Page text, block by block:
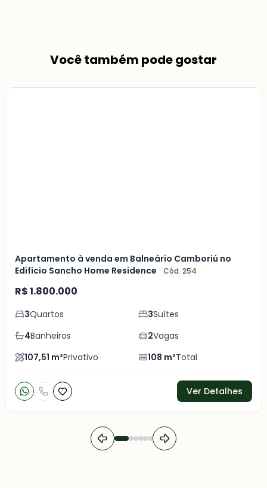
Você também pode gostar
Apartamento à venda em Balneário Camboriú no
Edifício Sancho Home Residence
Cód. 254
R$ 1.800.000
3Quartos 3Suítes
4Banheiros 2Vagas
107,51 m²Privativo 108 m²Total
Ver Detalhes